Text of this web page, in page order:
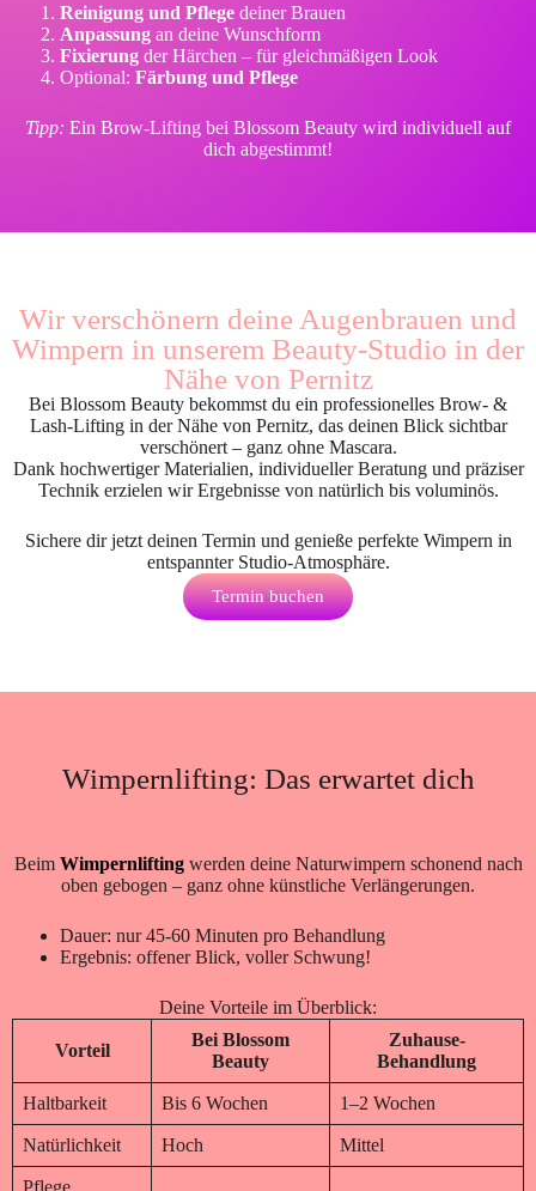
Reinigung und Pflege deiner Brauen
Anpassung an deine Wunschform
Fixierung der Härchen – für gleichmäßigen Look
Optional: Färbung und Pflege
Tipp: Ein Brow-Lifting bei Blossom Beauty wird individuell auf
dich abgestimmt!
Wir verschönern deine Augenbrauen und
Wimpern in unserem Beauty-Studio in der
Nähe von Pernitz
Bei Blossom Beauty bekommst du ein professionelles Brow- &
Lash-Lifting in der Nähe von Pernitz, das deinen Blick sichtbar
verschönert – ganz ohne Mascara.
Dank hochwertiger Materialien, individueller Beratung und präziser
Technik erzielen wir Ergebnisse von natürlich bis voluminös.
Sichere dir jetzt deinen Termin und genieße perfekte Wimpern in
entspannter Studio-Atmosphäre.
Termin buchen
Wimpernlifting: Das erwartet dich
Beim Wimpernliftingwerden deine Naturwimpern schonend nach
oben gebogen – ganz ohne künstliche Verlängerungen.
Dauer: nur 45-60 Minuten pro Behandlung
Ergebnis: offener Blick, voller Schwung!
Deine Vorteile im Überblick:
Vorteil
Bei Blossom
Beauty
Zuhause-
Behandlung
Haltbarkeit Bis 6 Wochen 1–2 Wochen
Natürlichkeit Hoch Mittel
Pflege